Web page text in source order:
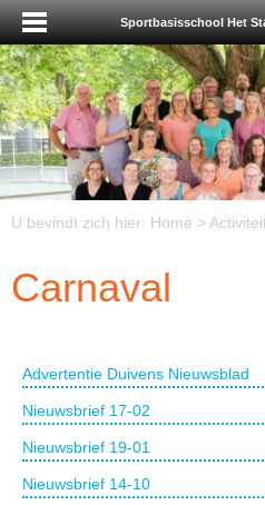
Sportbasisschool Het
U bevindt zich hier: Home >
Carnaval
Advertentie Duivens Nieuwsblad
Nieuwsbrief 17-02
Nieuwsbrief 19-01
Nieuwsbrief 14-10